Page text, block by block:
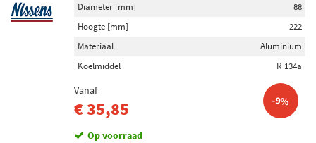
Diameter [mm]
88
Hoogte [mm]
222
Materiaal
Aluminium
Koelmiddel
R 134a
Vanaf
€ 35,85 -9%
Op voorraad